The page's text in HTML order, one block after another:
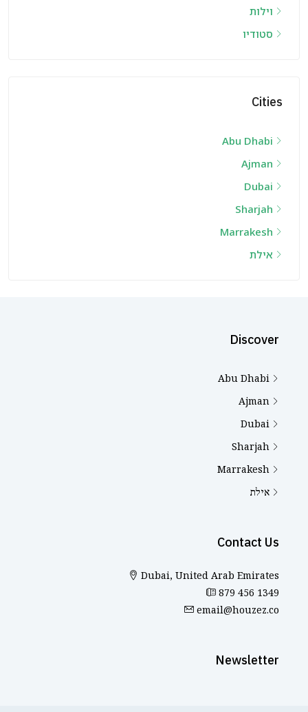
וילות
סטודיו
Cities
Abu Dhabi
Ajman
Dubai
Sharjah
Marrakesh
אילת
Discover
Abu Dhabi
Ajman
Dubai
Sharjah
Marrakesh
אילת
Contact Us
Dubai, United Arab Emirates
879 456 1349
email@houzez.co
Newsletter